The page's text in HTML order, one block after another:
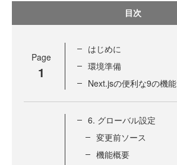
目次
Page
1
はじめに
環境準備
Next.jsの便利な9の機能
6. グローバル設定
変更前ソース
機能概要